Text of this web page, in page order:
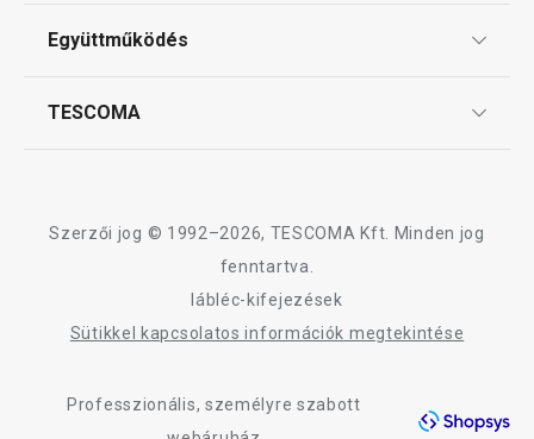
Gyakori kérdések
Reklamáció és termékvisszaküldés
Együttműködés
TESCOMA
Adatkezelési Tájékoztató
Szerzői jog © 1992–2026, TESCOMA Kft. Minden jog
fenntartva.
lábléc-kifejezések
Sütikkel kapcsolatos információk megtekintése
Professzionális, személyre szabott